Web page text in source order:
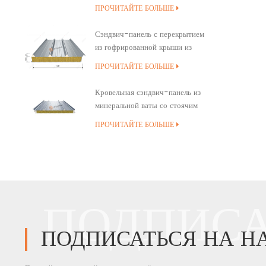
минеральной ваты
ПРОЧИТАЙТЕ БОЛЬШЕ
Сэндвич-панель с перекрытием
из гофрированной крыши из
минеральной ваты
ПРОЧИТАЙТЕ БОЛЬШЕ
Кровельная сэндвич-панель из
минеральной ваты со стоячим
швом и полиуретановым
ПРОЧИТАЙТЕ БОЛЬШЕ
ПОДПИСАТЬСЯ НА